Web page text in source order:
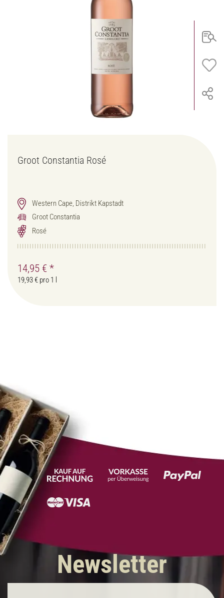
Groot Constantia Rosé
Western Cape, Distrikt Kapstadt
Groot Constantia
Rosé
14,95 € *
19,93 € pro 1 l
Newsletter